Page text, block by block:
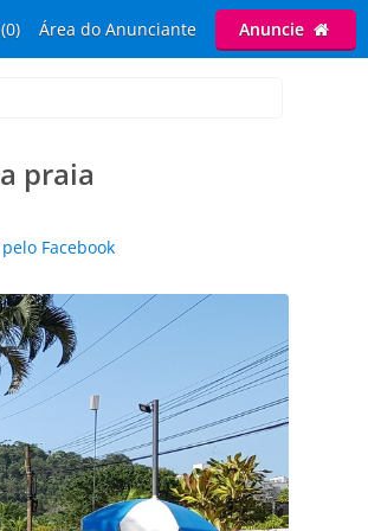
Área do Anunciante Anuncie
praia
Facebook